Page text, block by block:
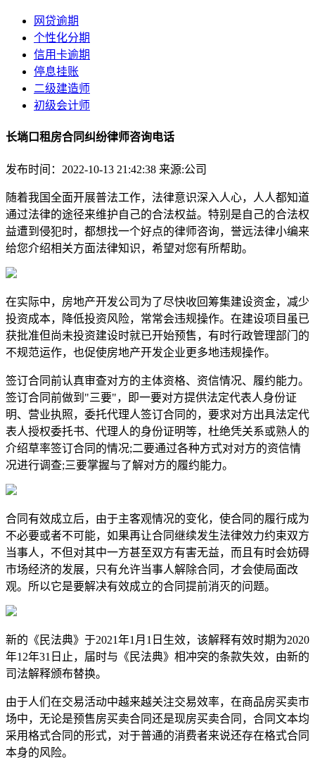
网贷逾期
个性化分期
信用卡逾期
停息挂账
二级建造师
初级会计师
长埫口租房合同纠纷律师咨询电话
发布时间：2022-10-13 21:42:38 来源:公司
随着我国全面开展普法工作，法律意识深入人心，人人都知道
通过法律的途径来维护自己的合法权益。特别是自己的合法权
益遭到侵犯时，都想找一个好点的律师咨询，誉远法律小编来
给您介绍相关方面法律知识，希望对您有所帮助。
在实际中，房地产开发公司为了尽快收回筹集建设资金，减少
投资成本，降低投资风险，常常会违规操作。在建设项目虽已
获批准但尚未投资建设时就已开始预售，有时行政管理部门的
不规范运作，也促使房地产开发企业更多地违规操作。
签订合同前认真审查对方的主体资格、资信情况、履约能力。
签订合同前做到"三要"，即一要对方提供法定代表人身份证
明、营业执照，委托代理人签订合同的，要求对方出具法定代
表人授权委托书、代理人的身份证明等，杜绝凭关系或熟人的
介绍草率签订合同的情况;二要通过各种方式对对方的资信情
况进行调查;三要掌握与了解对方的履约能力。
合同有效成立后，由于主客观情况的变化，使合同的履行成为
不必要或者不可能，如果再让合同继续发生法律效力约束双方
当事人，不但对其中一方甚至双方有害无益，而且有时会妨碍
市场经济的发展，只有允许当事人解除合同，才会使局面改
观。所以它是要解决有效成立的合同提前消灭的问题。
新的《民法典》于2021年1月1日生效，该解释有效时期为2020
年12年31日止，届时与《民法典》相冲突的条款失效，由新的
司法解释颁布替换。
由于人们在交易活动中越来越关注交易效率，在商品房买卖市
场中，无论是预售房买卖合同还是现房买卖合同，合同文本均
采用格式合同的形式，对于普通的消费者来说还存在格式合同
本身的风险。